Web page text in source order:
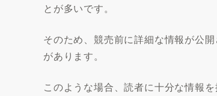
とが多いです。
そのため、競売前に詳細な情報が公
があります。
このような場合、読者に十分な情報